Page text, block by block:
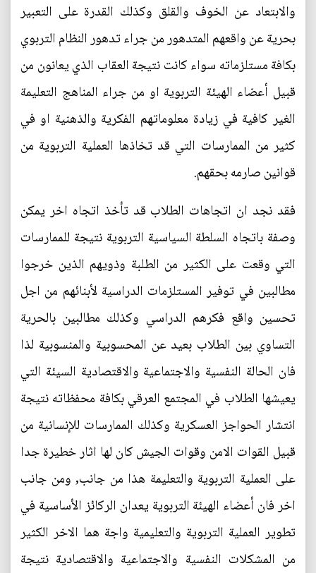
والابتعاد عن الخوف والقلق وكذلك القدرة على التعبير
بحرية عن واقعهم المتدهور من جراء تدهور النظام التربوي
بكافة مستلزماته سواء كانت نتيجة العقاب الذي يعانون من
قبيل أعضاء الهيئة التربوية او من جراء المناهج التعليمة
الغير كافية في زيادة معلوماتهم الفكرية والذهنية او في
كثير من الممارسات التي قد تخاذها العملية التربوية من
قوانين صارمه بحقهم.
فقد نجد ان اتجاهات الطلاب قد تأخذ اتجاه اخر يمكن
وصفة باتجاه السلطة السياسية التربوية نتيجة للممارسات
التي وقعت على الكثير من الطلبة وذويهم الذين خرجوا
مطالبين في توفير المستلزمات الدراسية لأبنائهم من اجل
تحسين واقع فكرهم الدراسي وكذلك مطالبين بالحرية
التساوي بين الطلاب بعيد عن المحسوبية والمنسوبية لذا
فان الحالة النفسية والاجتماعية والاقتصادية السيئة التي
يعيشها الطلاب في المجتمع العرقي بكافة محفظاته نتيجة
انتشار الحواجز العسكرية وكذلك الممارسات للإنسانية من
قبيل القوات الامن وقوات الجيش كان لها اثار خطيرة جدا
على العملية التربوية والتعليمة هذا من جانب, ومن جانب
اخر فان أعضاء الهيئة التربوية يعدان الركائز الأساسية في
تطوير العملية التربوية والتعليمية واجة هما الاخر الكثير
من المشكلات النفسية والاجتماعية والاقتصادية نتيجة